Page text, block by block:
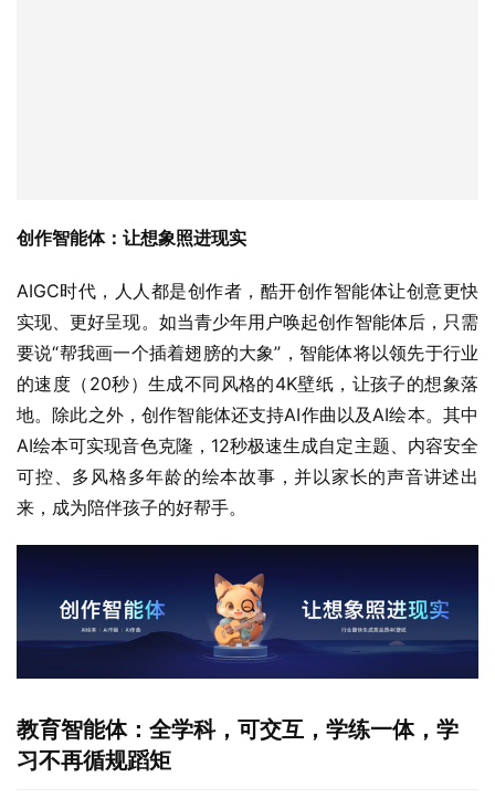
地。除此之外，创作智能体还支持AI作曲以及AI绘本。其中
可控、多风格多年龄的绘本故事，并以家长的声音讲述出
来，成为陪伴孩子的好帮手。
孩子教育是家庭生活的重中之重，也是困扰很多家长的一大
难题，酷开教育智能体设有从学龄前到K12的全阶段教育服
2035》文件提出的”个性化教育理念”，实现了从课堂提分
到全面发展再到好习惯养成，不仅可以让学龄前儿童通过AI